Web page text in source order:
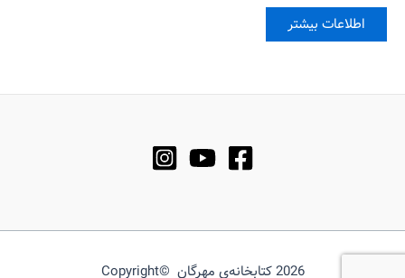
اطلاعات بیشتر
2026 کتابخانه‌ی مهرگان ©Copyright